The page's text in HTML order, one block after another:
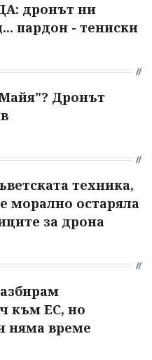
дронът ни
пардон - тениски
Дронът
техника,
морално остаряла
за дрона
към ЕС, но
няма време